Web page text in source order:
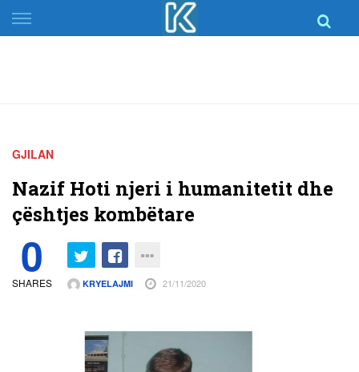
Skip
to
GJILAN
Nazif Hoti njeri i humanitetit dhe
çështjes kombëtare
0
SHARES KRYELAJMI 21/11/2020